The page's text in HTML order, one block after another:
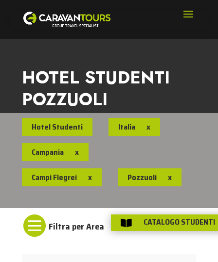
HOTEL STUDENTI
POZZUOLI
Hotel Studenti Italia x
Campania x
Campi Flegrei x Pozzuoli x
  CATALOGO STUDENTI